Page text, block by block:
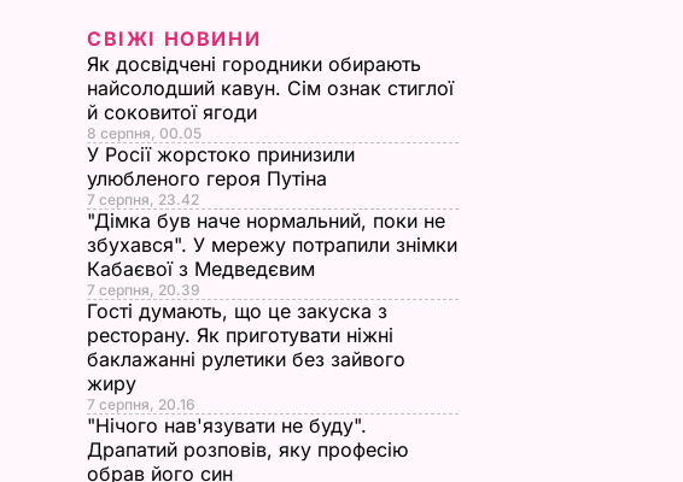
СВІЖІ НОВИНИ
Як досвідчені городники обирають
найсолодший кавун. Сім ознак стиглої
й соковитої ягоди
8 серпня, 00.05
У Росії жорстоко принизили
улюбленого героя Путіна
7 серпня, 23.42
"Дімка був наче нормальний, поки не
збухався". У мережу потрапили знімки
Кабаєвої з Медведєвим
7 серпня, 20.39
Гості думають, що це закуска з
ресторану. Як приготувати ніжні
баклажанні рулетики без зайвого
жиру
7 серпня, 20.16
"Нічого нав'язувати не буду".
Драпатий розповів, яку професію
обрав його син